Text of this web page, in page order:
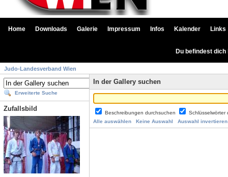
Home Downloads Galerie Impressum Infos Kalender Links
Du befindest
Judo-Landesverband Wien
Erweiterte Suche
Zufallsbild
In der Gallery suchen
Beschreibungen durchsuchen
Alle auswählen
Keine Auswahl Auswahl invertieren